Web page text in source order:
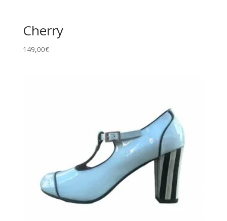
Cherry
149,00€